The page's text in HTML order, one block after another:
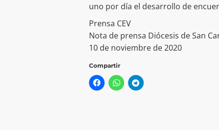
uno por día el desarrollo de
Prensa CEV
Nota de prensa Diócesis de San
10 de noviembre de 2020
Compartir